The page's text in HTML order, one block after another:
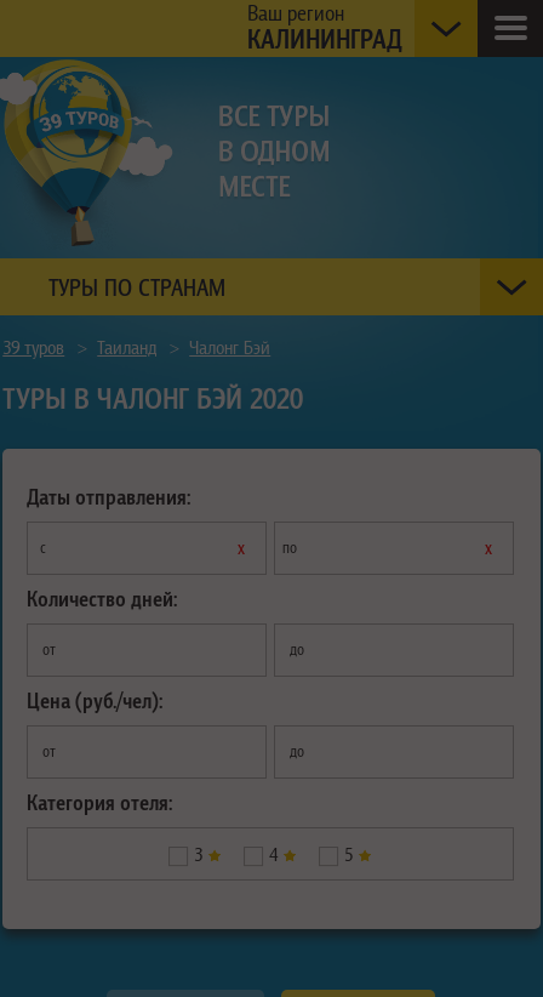
Ваш регион
КАЛИНИНГРАД
ТУРЫ ПО СТРАНАМ
39 туров > Таиланд > Чалонг Бэй
ТУРЫ В ЧАЛОНГ БЭЙ 2020
Даты отправления:
с х по х
Количество дней:
от до
Цена (руб./чел):
от до
Категория отеля:
3 4 5